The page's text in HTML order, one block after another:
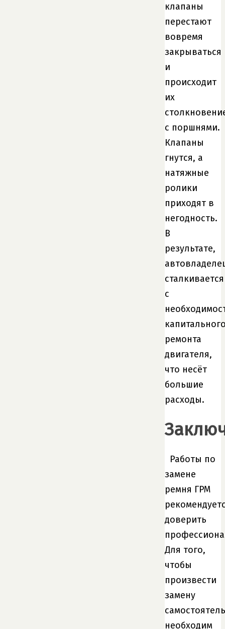
клапаны
перестают
вовремя
закрываться
и
происходит
их
с поршнями.
Клапаны
гнутся, а
натяжные
ролики
приходят в
негодность.
В
результате,
сталкивается
с
ремонта
двигателя,
что несёт
большие
расходы.
Работы по
замене
ремня ГРМ
доверить
Для того,
чтобы
произвести
замену
необходим